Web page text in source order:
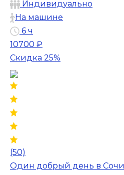
Индивидуально
На машине
6 ч
10700 ₽
Скидка 25%
(50)
Один добрый день в